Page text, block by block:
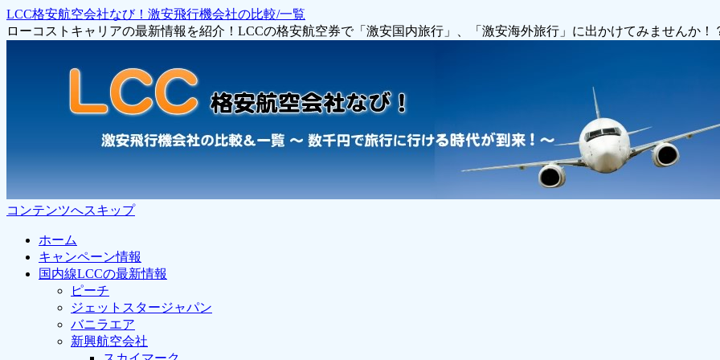
LCC格安航空会社なび！激安飛行機会社の比較/一覧
ローコストキャリアの最新情報を紹介！LCCの格安航空券で「激安国内旅行」、「激安海外旅行」に出かけてみませんか！
コンテンツへスキップ
ホーム
キャンペーン情報
国内線LCCの最新情報
ピーチ
ジェットスタージャパン
バニラエア
新興航空会社